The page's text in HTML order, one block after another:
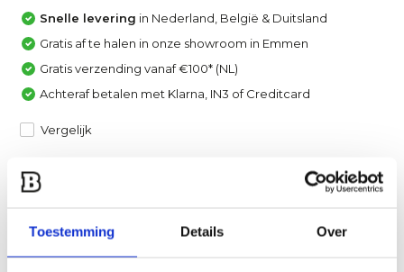
Toestemming Details Over
Snelle levering in Nederland, België & Duitsland
Gratis af te halen in onze showroom in Emmen
Gratis verzending vanaf €100* (NL)
Achteraf betalen met Klarna, IN3 of Creditcard
Vergelijk
Heb je een vraag over dit product?
Stuur ons een mail